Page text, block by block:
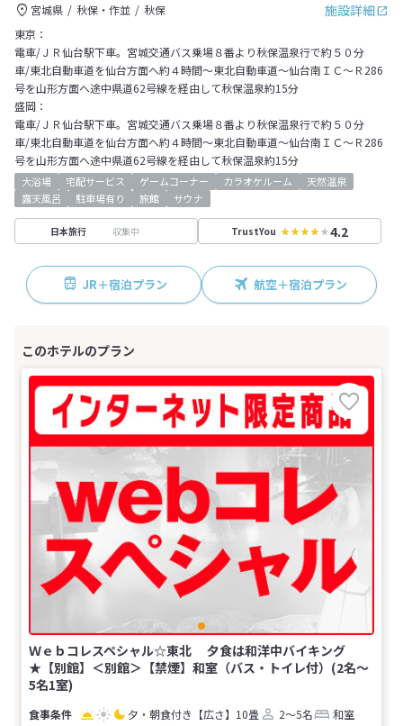
施設詳細
宮城県 秋保・作並
秋保
東京：
電車/ＪＲ仙台駅下車。宮城交通バス乗場８番より秋保温泉行で約５０分
車/東北自動車道を仙台方面へ約４時間～東北自動車道～仙台南ＩＣ～Ｒ286
号を山形方面へ途中県道62号線を経由して秋保温泉約15分
盛岡：
電車/ＪＲ仙台駅下車。宮城交通バス乗場８番より秋保温泉行で約５０分
車/東北自動車道を仙台方面へ約４時間～東北自動車道～仙台南ＩＣ～Ｒ286
号を山形方面へ途中県道62号線を経由して秋保温泉約15分
大浴場 宅配サービス ゲームコーナー カラオケルーム
天然温泉
露天風呂
駐車場有り 旅館 サウナ
日本旅行 収集中 TrustYou 4.2
JR＋宿泊プラン 航空＋宿泊プラン
Ｗｅｂコレスペシャル☆東北 夕食は和洋中バイキング
★【別館】＜別館＞【禁煙】和室（バス・トイレ付）(2名～
5名1室)
夕・朝食付き 【広さ】10畳 2～5名
和室